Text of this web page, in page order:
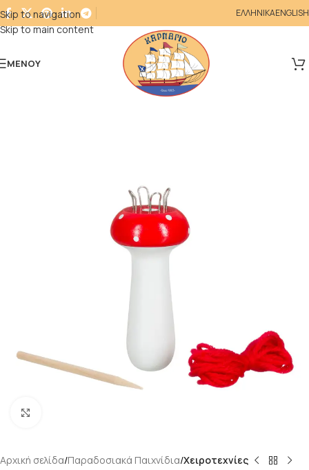
Skip to navigation
Skip to main content
ΕΛΛΗΝΙΚΑENGLISH
ΜΕΝΟΎ
Αρχική σελίδα Παραδοσιακά Παιχνίδια Χειροτεχνίες